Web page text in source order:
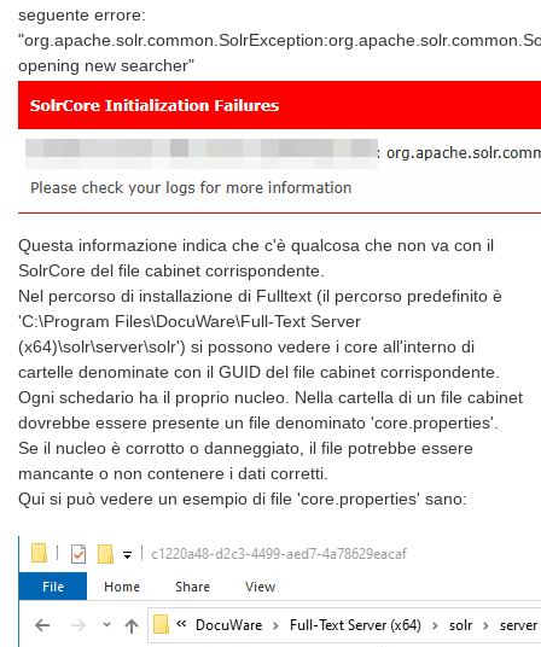
seguente errore:
opening new searcher"
Questa informazione indica che c'è qualcosa che non va con il
SolrCore del file cabinet corrispondente.
Nel percorso di installazione di Fulltext (il percorso predefinito è
'C:\Program Files\DocuWare\Full-Text Server
(x64)\solr\server\solr') si possono vedere i core all'interno di
cartelle denominate con il GUID del file cabinet corrispondente.
Ogni schedario ha il proprio nucleo. Nella cartella di un file cabinet
dovrebbe essere presente un file denominato 'core.properties'.
Se il nucleo è corrotto o danneggiato, il file potrebbe essere
mancante o non contenere i dati corretti.
Qui si può vedere un esempio di file 'core.properties' sano: